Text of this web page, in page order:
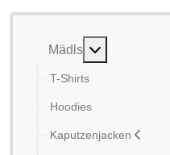
Mädls Weitere
T-Shirts
Hoodies
Kaputzenjacken